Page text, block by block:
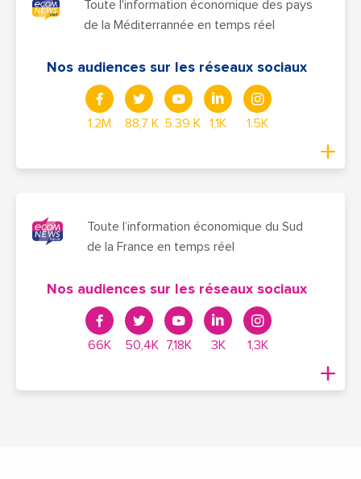
Toute l'information économique des pays
de la Méditerrannée en temps réel
Nos audiences sur les réseaux sociaux
1,2M 88,7 K 5.39 K 1,1K 1.5K
Toute l’information économique du Sud
de la France en temps réel
Nos audiences sur les réseaux sociaux
66K 50,4K 7,18K 3K 1,3K